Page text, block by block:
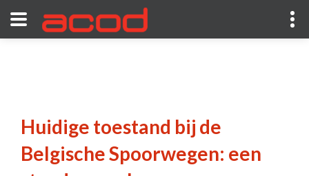
Huidige toestand bij de
Belgische Spoorwegen: een